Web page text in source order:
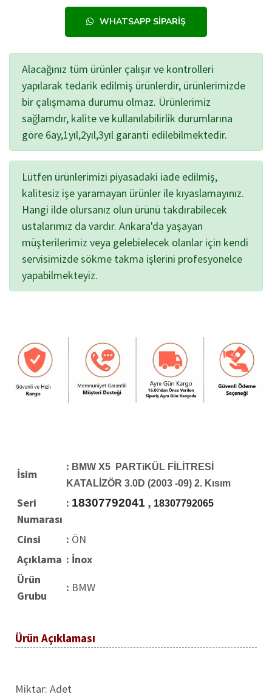
WHATSAPP SIPARIŞ
Alacağınız tüm ürünler çalışır ve kontrolleri
yapılarak tedarik edilmiş ürünlerdir, ürünlerimizde
bir çalışmama durumu olmaz. Ürünlerimiz
sağlamdır, kalite ve kullanılabilirlik durumlarına
göre 6ay,1yıl,2yıl,3yıl garanti edilebilmektedir.
Lütfen ürünlerimizi piyasadaki iade edilmiş,
kalitesiz işe yaramayan ürünler ile kıyaslamayınız.
Hangi ilde olursanız olun ürünü takdırabilecek
ustalarımız da vardır. Ankara'da yaşayan
müşterilerimiz veya gelebielecek olanlar için kendi
servisimizde sökme takma işlerini profesyonelce
yapabilmekteyiz.
İsim
: BMW X5 PARTiKÜL FİLİTRESİ
KATALİZÖR 3.0D (2003 -09) 2. Kısım
Seri
Numarası
: 18307792041 , 18307792065
Cinsi : ÖN
Açıklama : İnox
Ürün
Grubu
: BMW
Ürün Açıklaması
Miktar: Adet